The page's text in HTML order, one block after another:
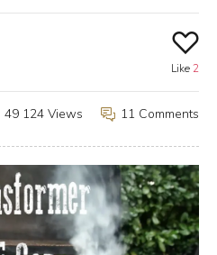
Like2
11 Comments
49 124 Views